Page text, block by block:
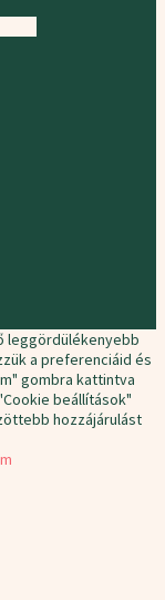
leggördülékenyebb
a preferenciáid és
gombra kattintva
beállítások"
hozzájárulást